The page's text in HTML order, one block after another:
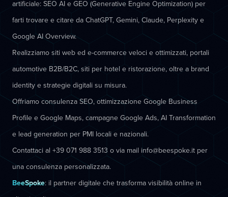
artificiale: SEO AI e GEO (Generative Engine Optimization) per
farti trovare e citare da ChatGPT, Gemini, Claude, Perplexity e
Google AI Overview.
Realizziamo siti web ed e-commerce veloci e ottimizzati, portali
automotive B2B/B2C, siti per hotel e ristorazione, oltre a brand
identity e strategie digitali su misura.
Offriamo consulenza SEO, ottimizzazione Google Business
Profile e Google Maps, campagne Google Ads, AI Transformation
e lead generation per PMI locali e nazionali.
Contattaci al +39 071 988 3513 o via mail info@beespoke.it per
una consulenza personalizzata.
BeeSpoke: il partner digitale che trasforma visibilità online in